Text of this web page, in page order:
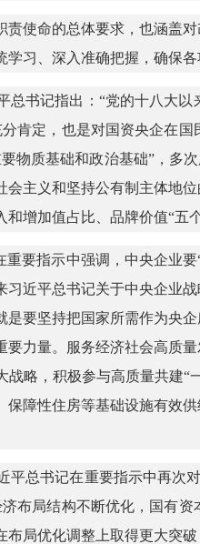
使命的总体要求，也涵盖
习、深入准确把握，确保
书记指出：“党的十八大
肯定，也是对国资央企在
物质基础和政治基础”，多
主义和坚持公有制主体地
增加值占比、品牌价值“五
要指示中强调，中央企业
近平总书记关于中央企业
要坚持把国家所需作为央
力量。服务经济社会高质
略，积极参与高质量共建
障性住房等基础设施有效
总书记在重要指示中再
布局结构不断优化，国有
局优化调整上取得更大突